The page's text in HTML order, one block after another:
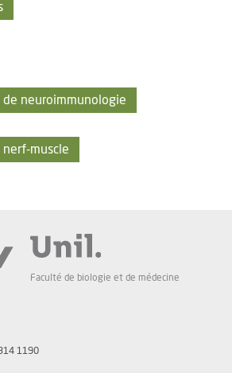
neuroimmunologie
muscle
Faculté de biologie et de médecine
1190